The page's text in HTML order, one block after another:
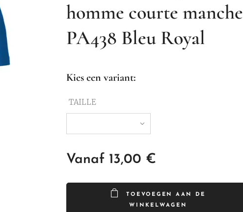
homme courte manche
PA438 Bleu Royal
Kies een variant:
TAILLE
Vanaf 13,00 €
TOEVOEGEN AAN DE
WINKELWAGEN